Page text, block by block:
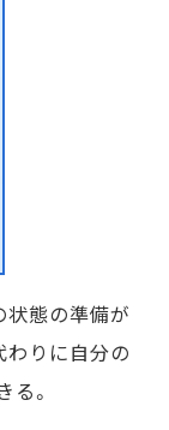
態の準備が
わりに自分の
。